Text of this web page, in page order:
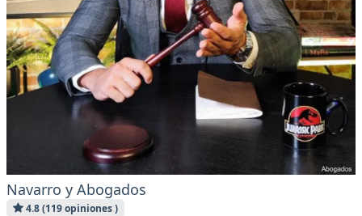
Navarro y Abogados
4.8 (119 opiniones )